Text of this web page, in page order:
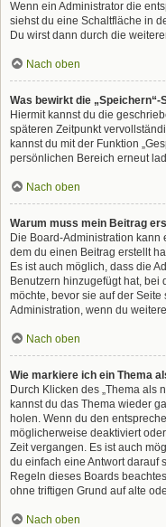
Wenn ein Administrator die
siehst du eine Schaltfläche in
Du wirst dann durch die
Nach oben
Was bewirkt die
Hiermit kannst du die
späteren Zeitpunkt
kannst du mit der Funktion
persönlichen Bereich erneut
Nach oben
Warum muss mein Beitrag
Die Board-Administration kann
dem du einen Beitrag erstellt
Es ist auch möglich, dass die
Benutzern hinzugefügt hat, bei
möchte, bevor sie auf der
Administration, wenn du
Nach oben
Wie markiere ich ein Thema
Durch Klicken des „Thema als
kannst du das Thema wieder
holen. Wenn du den
möglicherweise deaktiviert
Zeit vergangen. Es ist auch
du einfach eine Antwort darauf
Regeln dieses Boards
ohne triftigen Grund auf alte
Nach oben